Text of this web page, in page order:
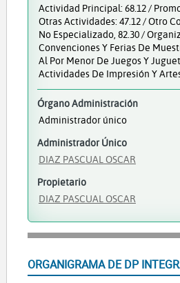
Actividad Principal: 68.12 /
Otras Actividades: 47.12 / Otro
No Especializado, 82.30 /
Convenciones Y Ferias De
Al Por Menor De Juegos Y
Actividades De Impresión Y
Órgano Administración
Administrador único
Administrador Único
DIAZ PASCUAL OSCAR
Propietario
DIAZ PASCUAL OSCAR
ORGANIGRAMA DE DP